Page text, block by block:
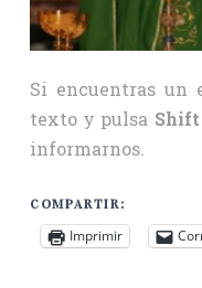
Si encuentras un
texto y pulsa Shift
informarnos.
COMPARTIR:
Imprimir